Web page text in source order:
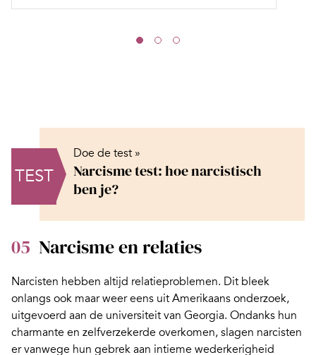
TEST
Doe de test »
Narcisme test: hoe narcistisch
ben je?
05 Narcisme en relaties
Narcisten hebben altijd relatieproblemen. Dit bleek
onlangs ook maar weer eens uit Amerikaans onderzoek,
uitgevoerd aan de universiteit van Georgia. Ondanks hun
charmante en zelfverzekerde overkomen, slagen narcisten
er vanwege hun gebrek aan intieme wederkerigheid